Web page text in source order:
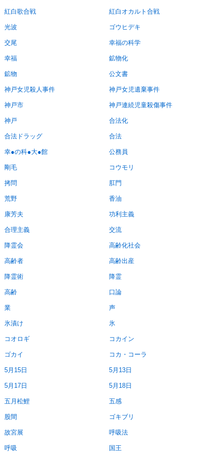
紅白歌合戦 紅白オカルト合戦
光波 ゴウヒデキ
交尾 幸福の科学
幸福 鉱物化
鉱物 公文書
神戸女児殺人事件 神戸女児遺棄事件
神戸市 神戸連続児童殺傷事件
神戸 合法化
合法ドラッグ 合法
幸●の科●大●館 公務員
剛毛 コウモリ
拷問 肛門
荒野 香油
康芳夫 功利主義
合理主義 交流
降霊会 高齢化社会
高齢者 高齢出産
降霊術 降霊
高齢 口論
業 声
氷漬け 氷
コオロギ コカイン
ゴカイ コカ・コーラ
5月15日 5月13日
5月17日 5月18日
五月松鯉 五感
股間 ゴキブリ
故宮展 呼吸法
呼吸 国王